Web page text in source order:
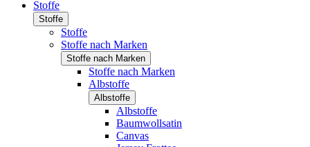
Stoffe
Stoffe
Stoffe
Stoffe nach Marken
Stoffe nach Marken
Stoffe nach Marken
Albstoffe
Albstoffe
Albstoffe
Baumwollsatin
Canvas